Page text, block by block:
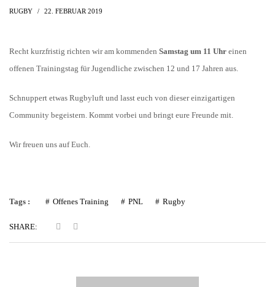
RUGBY 22. FEBRUAR 2019
Recht kurzfristig richten wir am kommenden Samstag um 11 Uhr einen
offenen Trainingstag für Jugendliche zwischen 12 und 17 Jahren aus.
Schnuppert etwas Rugbyluft und lasst euch von dieser einzigartigen
Community begeistern. Kommt vorbei und bringt eure Freunde mit.
Wir freuen uns auf Euch.
Tags : Offenes Training PNL Rugby
SHARE: